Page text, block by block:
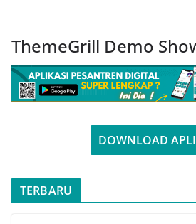
ThemeGrill Demo
DOWNLOAD
TERBARU